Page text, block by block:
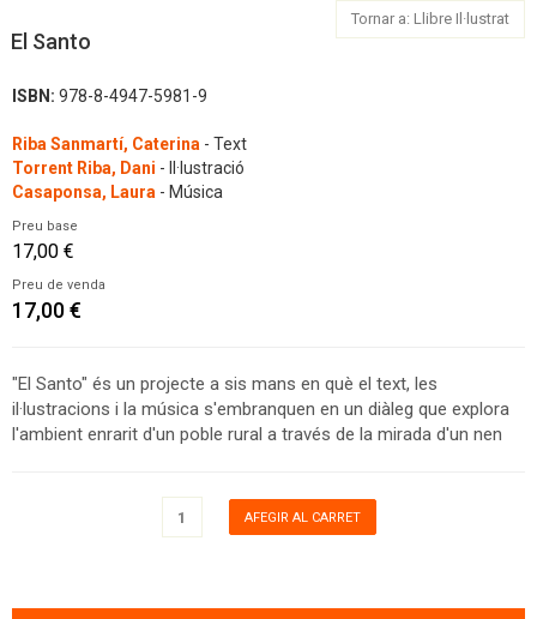
Tornar a: Llibre Il·lustrat
El Santo
ISBN: 978-8-4947-5981-9
Riba Sanmartí, Caterina - Text
Torrent Riba, Dani - Il·lustració
Casaponsa, Laura - Música
Preu base
17,00 €
Preu de venda
17,00 €
"El Santo" és un projecte a sis mans en què el text, les
il·lustracions i la música s'embranquen en un diàleg que explora
l'ambient enrarit d'un poble rural a través de la mirada d'un nen